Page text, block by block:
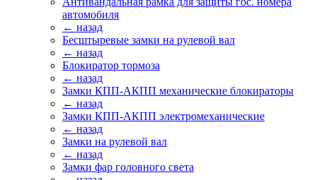
автомобиля
← назад
Бесштыревые замки на рулевой вал
← назад
Блокиратор тормоза
← назад
Замки КПП-АКПП механические блокираторы
← назад
Замки КПП-АКПП электромеханические
← назад
Замки на рулевой вал
← назад
Замки фар головного света